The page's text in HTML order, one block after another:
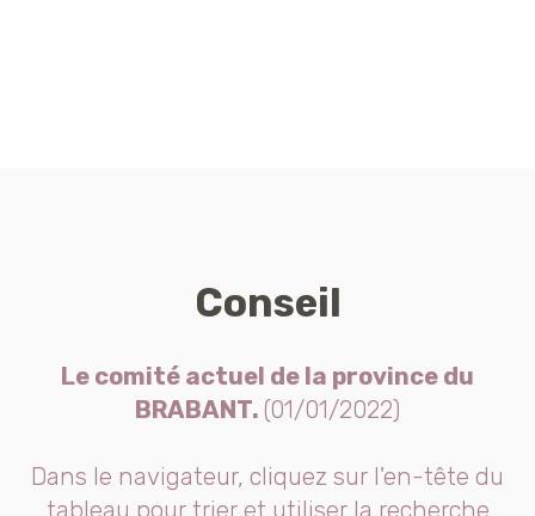
Conseil
Le comité actuel de la province du
BRABANT. (01/01/2022)
Dans le navigateur, cliquez sur l'en-tête du
tableau pour trier et utiliser la recherche